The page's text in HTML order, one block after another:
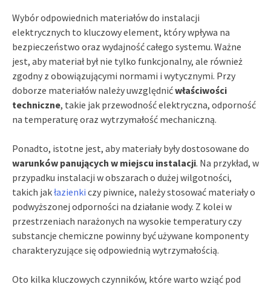
Wybór odpowiednich materiałów do instalacji
elektrycznych to kluczowy element, który wpływa na
bezpieczeństwo oraz wydajność całego systemu. Ważne
jest, aby materiał był nie tylko funkcjonalny, ale również
zgodny z obowiązującymi normami i wytycznymi. Przy
doborze materiałów należy uwzględnićwłaściwości
techniczne, takie jak przewodność elektryczna, odporność
na temperaturę oraz wytrzymałość mechaniczną.
Ponadto, istotne jest, aby materiały były dostosowane do
warunków panujących w miejscu instalacji. Na przykład, w
przypadku instalacji w obszarach o dużej wilgotności,
takich jakłazienki czy piwnice, należy stosować materiały o
podwyższonej odporności na działanie wody. Z kolei w
przestrzeniach narażonych na wysokie temperatury czy
substancje chemiczne powinny być używane komponenty
charakteryzujące się odpowiednią wytrzymałością.
Oto kilka kluczowych czynników, które warto wziąć pod